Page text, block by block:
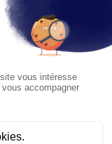
2026 de KTO
pape Léon
sur KTO le
Argentine et